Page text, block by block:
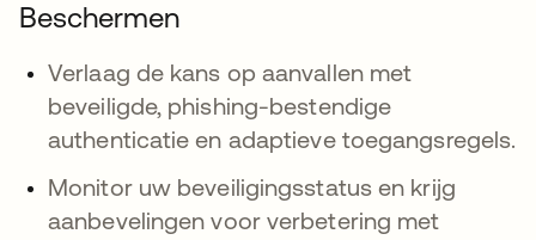
Beschermen
Verlaag de kans op aanvallen met
beveiligde, phishing-bestendige
authenticatie en adaptieve toegangsregels.
Monitor uw beveiligingsstatus en krijg
aanbevelingen voor verbetering met